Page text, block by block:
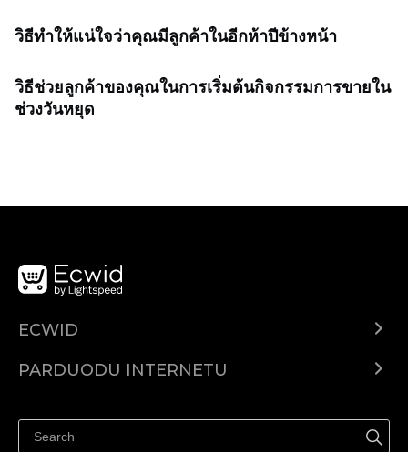
วิธีทำให้แน่ใจว่าคุณมีลูกค้าในอีกห้าปีข้างหน้า
วิธีช่วยลูกค้าของคุณในการเริ่มต้นกิจกรรมการขายใน
ช่วงวันหยุด
ECWID
Kainodara
PARDUODU INTERNETU
Parduodu Facebook
Parduodu Instagram